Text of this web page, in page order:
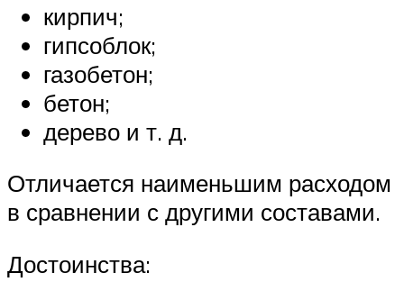
кирпич;
гипсоблок;
газобетон;
бетон;
дерево и т. д.
Отличается наименьшим расходом
в сравнении с другими составами.
Достоинства: